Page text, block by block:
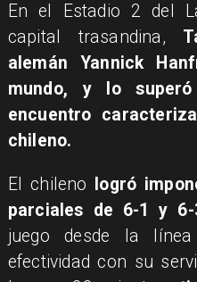
En el Estadio 2 del
capital trasandina,
alemán Yannick
mundo, y lo
encuentro
chileno.
El chileno logró
parciales de 6-1 y 6-
juego desde la
efectividad con su